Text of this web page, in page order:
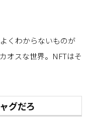
くわからないものが
オスな世界。NFTはそ
グだろ